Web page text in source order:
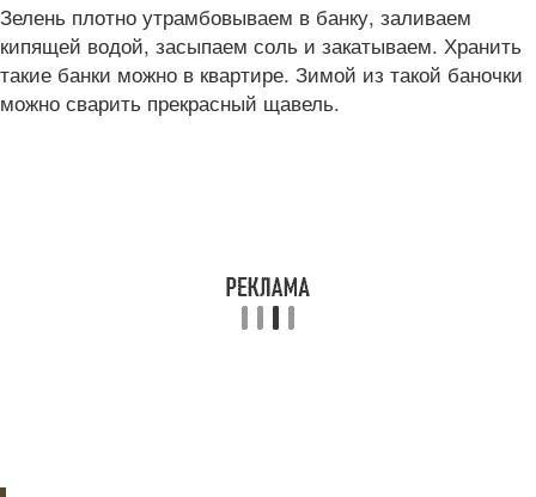
Зелень плотно утрамбовываем в банку, заливаем
кипящей водой, засыпаем соль и закатываем. Хранить
такие банки можно в квартире. Зимой из такой баночки
можно сварить прекрасный щавель.